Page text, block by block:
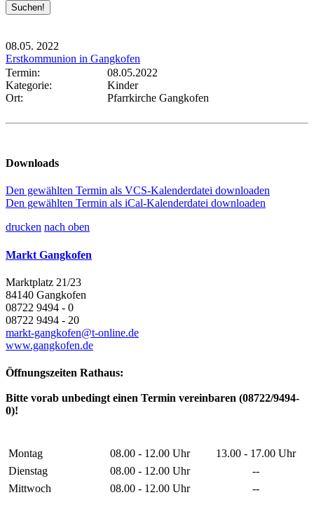
08.05. 2022
Erstkommunion in Gangkofen
Termin:
08.05.2022
Kategorie:
Kinder
Ort:
Pfarrkirche Gangkofen
Downloads
Den gewählten Termin als VCS-Kalenderdatei downloaden
Den gewählten Termin als iCal-Kalenderdatei downloaden
drucken nach oben
Markt Gangkofen
Marktplatz 21/23
84140 Gangkofen
08722 9494 - 0
08722 9494 - 20
markt-gangkofen@t-online.de
www.gangkofen.de
Öffnungszeiten Rathaus:
Bitte vorab unbedingt einen Termin vereinbaren (08722/9494-
0)!
Montag 08.00 - 12.00 Uhr
13.00 - 17.00 Uhr
Dienstag
08.00 - 12.00 Uhr
--
Mittwoch
08.00 - 12.00 Uhr --